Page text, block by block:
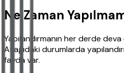
Ne Zaman
Yapılandırmanın her derde
Aşağıdaki durumlarda
fayda var.